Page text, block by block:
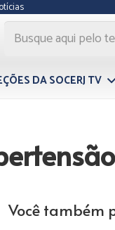
DA SOCERJ TV
Você também